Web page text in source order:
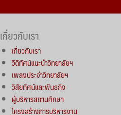
เกี่ยวกับเรา
เกี่ยวกับเรา
วีดิทัศน์แนะนำวิทยาลัยฯ
เพลงประจำวิทยาลัยฯ
วิสัยทัศน์และพันธกิจ
ผู้บริหารสถานศึกษา
โครงสร้างการบริหารงาน